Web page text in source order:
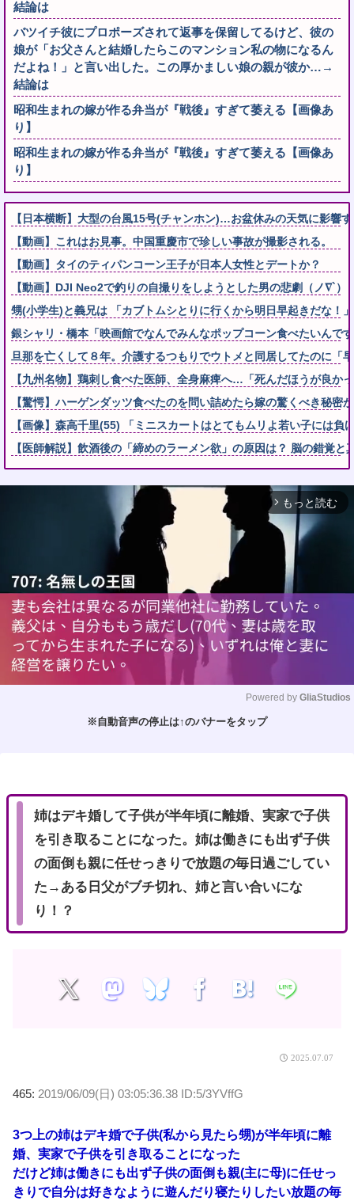
結論は
バツイチ彼にプロポーズされて返事を保留してるけど、彼の
娘が「お父さんと結婚したらこのマンション私の物になるん
だよね！」と言い出した。この厚かましい娘の親が彼か…→
結論は
昭和生まれの嫁が作る弁当が『戦後』すぎて萎える【画像あ
り】
昭和生まれの嫁が作る弁当が『戦後』すぎて萎える【画像あ
り】
【日本横断】大型の台風15号(チャンホン)…お盆休みの天気に影響
【動画】これはお見事。中国重慶市で珍しい事故が撮影される。
【動画】タイのティパンコーン王子が日本人女性とデートか？
【動画】DJI Neo2で釣りの自撮りをしようとした男の悲劇（ノ∇`）
甥(小学生)と義兄は 「カブトムシとりに行くから明日早起きだな！
銀シャリ・橋本「映画館でなんでみんなポップコーン食べたいんで
旦那を亡くして８年。介護するつもりでウトメと同居してたのに
【九州名物】鶏刺し食べた医師、全身麻痺へ…「死んだほうが良か
【驚愕】ハーゲンダッツ食べたのを問い詰めたら嫁の驚くべき秘密
【画像】森高千里(55) 「ミニスカートはとてもムリよ若い子には
【医師解説】飲酒後の「締めのラーメン欲」の原因は？ 脳の錯覚と
arrow_forward_ios もっと読む
Powered by GliaStudios
※自動音声の停止は↑のバナーをタップ
姉はデキ婚して子供が半年頃に離婚、実家で子供
を引き取ることになった。姉は働きにも出ず子供
の面倒も親に任せっきりで放題の毎日過ごしてい
た→ある日父がブチ切れ、姉と言い合いにな
り！？
2025.07.07
465: 2019/06/09(日) 03:05:36.38 ID:5/3YVffG
3つ上の姉はデキ婚で子供(私から見たら甥)が半年頃に離
婚、実家で子供を引き取ることになった
だけど姉は働きにも出ず子供の面倒も親(主に母)に任せっ
きりで自分は好きなように遊んだり寝たりしたい放題の毎